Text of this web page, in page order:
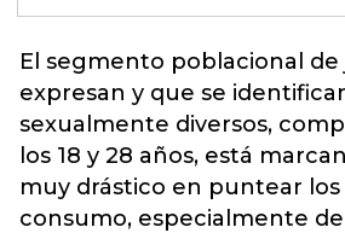
El segmento poblacional de
expresan y que se
sexualmente diversos,
los 18 y 28 años, está
muy drástico en puntear los
consumo, especialmente